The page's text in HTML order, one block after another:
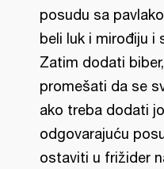
posudu sa
beli luk i mirođiju i
Zatim dodati
promešati da se
ako treba dodati
odgovarajuću
ostaviti u frižider